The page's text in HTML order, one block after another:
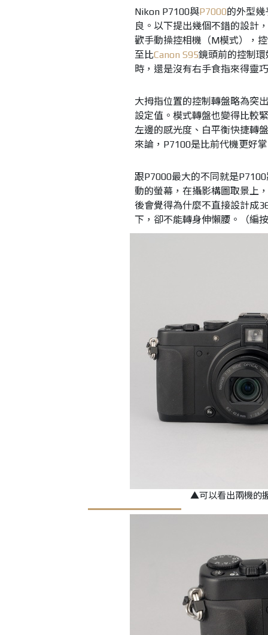
Nikon P7100與P7000的外型
良。以下提出幾個不錯的設計
歡手動操控相機（M模式），
至比Canon S95鏡頭前的控制
時，還是沒有右手食指來得靈
大拇指位置的控制轉盤略為突
設定值。模式轉盤也變得比較
左邊的感光度、白平衡快捷轉
來論，P7100是比前代機更好
跟P7000最大的不同就是
動的螢幕，在攝影構圖取景上
後會覺得為什麼不直接設計成
下，卻不能轉身伸懶腰。（編
▲可以看出兩機的